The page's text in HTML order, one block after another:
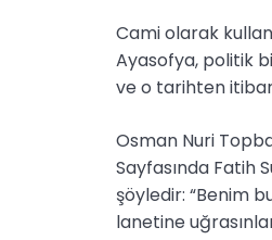
Cami olarak
Ayasofya, politik
ve o tarihten
Osman Nuri
Sayfasında Fatih
şöyledir: “Benim
lanetine